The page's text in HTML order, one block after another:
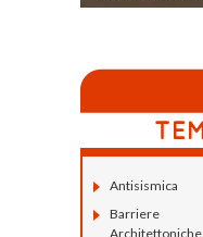
Antisismica
Barriere
Architettoniche